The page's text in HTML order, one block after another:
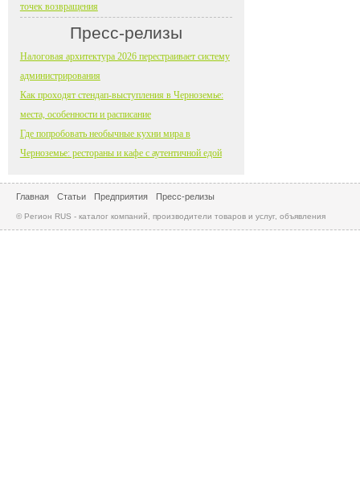
точек возвращения
Пресс-релизы
Налоговая архитектура 2026 перестраивает систему
администрирования
Как проходят стендап-выступления в Черноземье:
места, особенности и расписание
Где попробовать необычные кухни мира в
Черноземье: рестораны и кафе с аутентичной едой
Главная Статьи Предприятия Пресс-релизы
© Регион RUS - каталог компаний, производители товаров и услуг, объявления